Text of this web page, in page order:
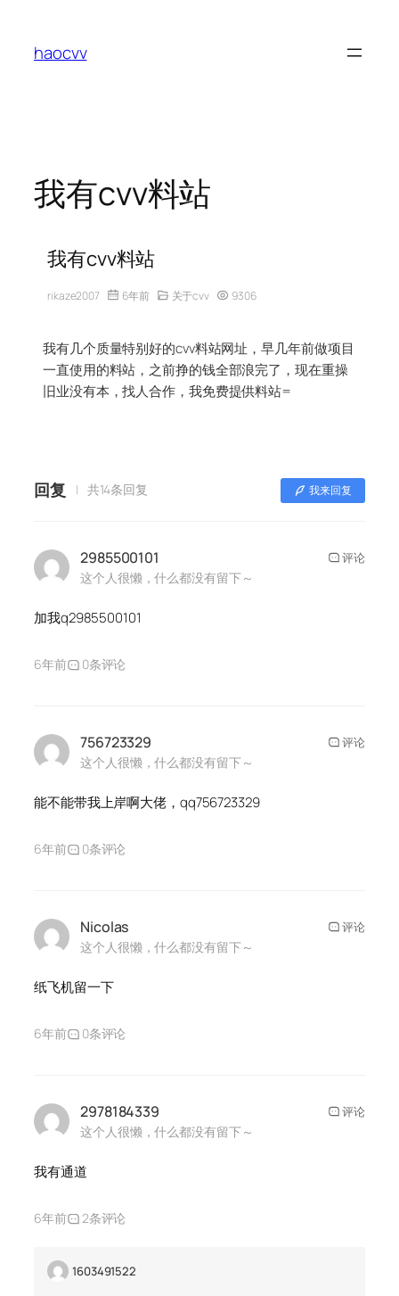
haocvv
我有cvv料站
我有cvv料站
rikaze2007 6年前 关于cvv 9306
我有几个质量特别好的cvv料站网址，早几年前做项目
一直使用的料站，之前挣的钱全部浪完了，现在重操
旧业没有本，找人合作，我免费提供料站=
回复 共14条回复 我来回复
2985500101
这个人很懒，什么都没有留下～
评论
加我q2985500101
6年前 0条评论
756723329
这个人很懒，什么都没有留下～
评论
能不能带我上岸啊大佬，qq756723329
6年前 0条评论
Nicolas
这个人很懒，什么都没有留下～
评论
纸飞机留一下
6年前 0条评论
2978184339
这个人很懒，什么都没有留下～
评论
我有通道
6年前 2条评论
1603491522